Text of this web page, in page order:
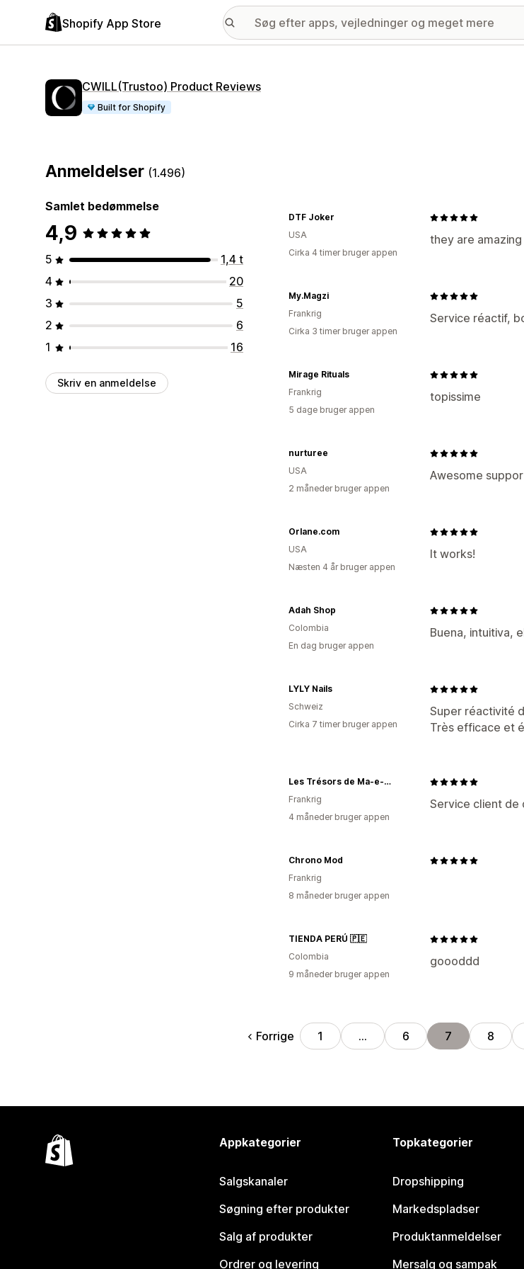
Shopify App Store
CWILL(Trustoo) Product Reviews
Built for Shopify
Anmeldelser (1.496)
Samlet bedømmelse
4,9
5
1,4 t
4
20
3
5
2
6
1
16
Skriv en anmeldelse
they are
DTF Joker
USA
Cirka 4 timer bruger appen
Service réactif,
My.Magzi
Frankrig
Cirka 3 timer bruger appen
topissime
Mirage Rituals
Frankrig
5 dage bruger appen
Awesome
nurturee
USA
2 måneder bruger appen
It works!
Orlane.com
USA
Næsten 4 år bruger appen
Buena, intuitiva,
Adah Shop
Colombia
En dag bruger appen
Super réactivité
Très efficace et
LYLY Nails
Schweiz
Cirka 7 timer bruger appen
Service client de
Les Trésors de Ma-e-den
Frankrig
4 måneder bruger appen
Chrono Mod
Frankrig
8 måneder bruger appen
goooddd
TIENDA PERÚ 🇵🇪
Colombia
9 måneder bruger appen
Forrige 1 … 6 7 8
Appkategorier
Salgskanaler
Søgning efter produkter
Salg af produkter
Ordrer og levering
Topkategorier
Dropshipping
Markedspladser
Produktanmeldelser
Mersalg og sampak